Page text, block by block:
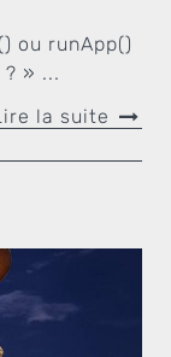
ou runApp()
» ...
la suite